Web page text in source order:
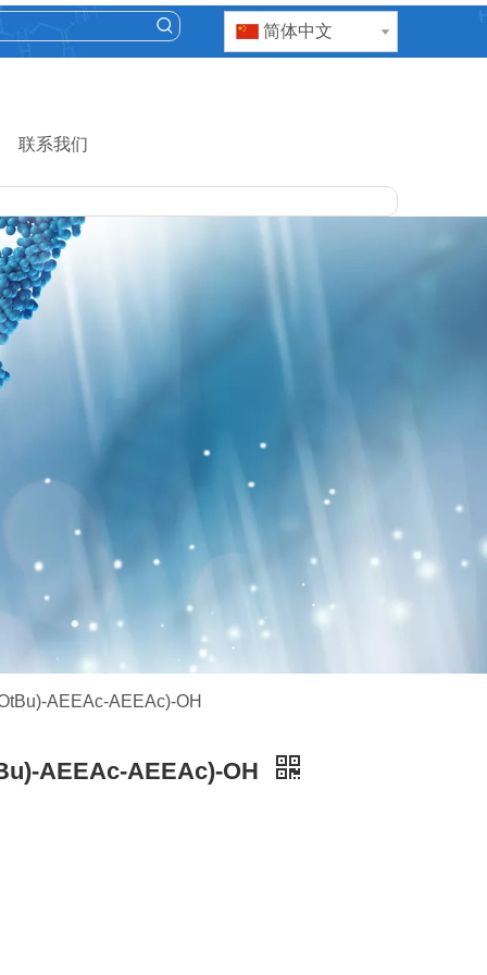
简体中文
联系我们
AEEAc-AEEAc)-OH
AEEAc-AEEAc)-OH